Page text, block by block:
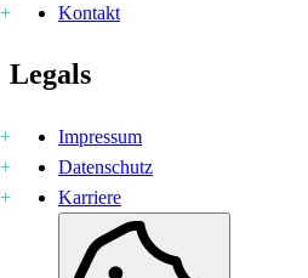
Kontakt
Legals
Impressum
Datenschutz
Karriere